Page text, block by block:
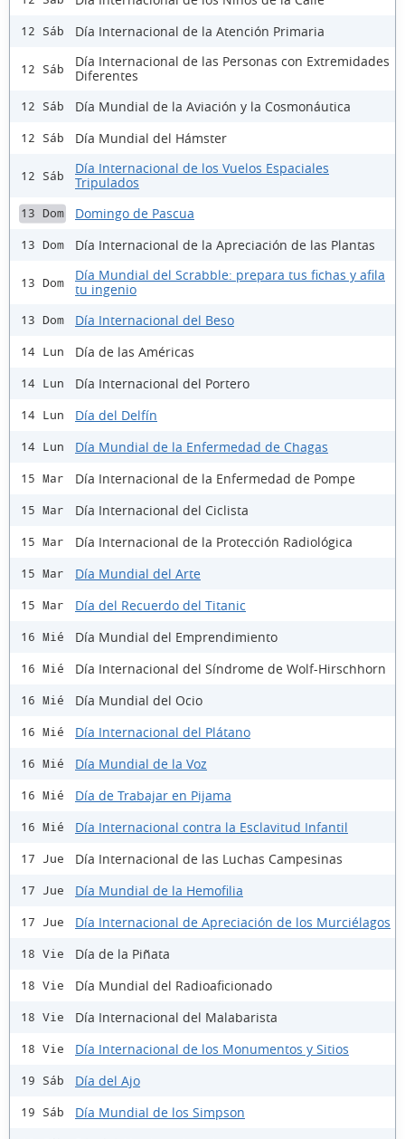
12 Sáb Día Internacional de la Atención Primaria
12 Sáb
Día Internacional de las Personas con Extremidades
Diferentes
12 Sáb Día Mundial de la Aviación y la Cosmonáutica
12 Sáb Día Mundial del Hámster
12 Sáb
Día Internacional de los Vuelos Espaciales
Tripulados
13 Dom Domingo de Pascua
13 Dom Día Internacional de la Apreciación de las Plantas
13 Dom
Día Mundial del Scrabble: prepara tus fichas y afila
tu ingenio
13 Dom Día Internacional del Beso
14 Lun Día de las Américas
14 Lun Día Internacional del Portero
14 Lun Día del Delfín
14 Lun Día Mundial de la Enfermedad de Chagas
15 Mar Día Internacional de la Enfermedad de Pompe
15 Mar Día Internacional del Ciclista
15 Mar Día Internacional de la Protección Radiológica
15 Mar Día Mundial del Arte
15 Mar Día del Recuerdo del Titanic
16 Mié Día Mundial del Emprendimiento
16 Mié Día Internacional del Síndrome de Wolf-Hirschhorn
16 Mié Día Mundial del Ocio
16 Mié Día Internacional del Plátano
16 Mié Día Mundial de la Voz
16 Mié Día de Trabajar en Pijama
16 Mié Día Internacional contra la Esclavitud Infantil
17 Jue Día Internacional de las Luchas Campesinas
17 Jue Día Mundial de la Hemofilia
17 Jue Día Internacional de Apreciación de los Murciélagos
18 Vie Día de la Piñata
18 Vie Día Mundial del Radioaficionado
18 Vie Día Internacional del Malabarista
18 Vie Día Internacional de los Monumentos y Sitios
19 Sáb Día del Ajo
19 Sáb Día Mundial de los Simpson